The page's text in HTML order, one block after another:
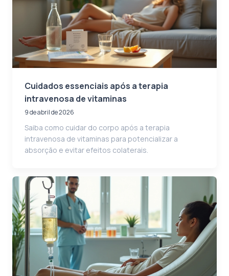
Cuidados essenciais após a terapia
intravenosa de vitaminas
9 de abril de 2026
Saiba como cuidar do corpo após a terapia
intravenosa de vitaminas para potencializar a
absorção e evitar efeitos colaterais.